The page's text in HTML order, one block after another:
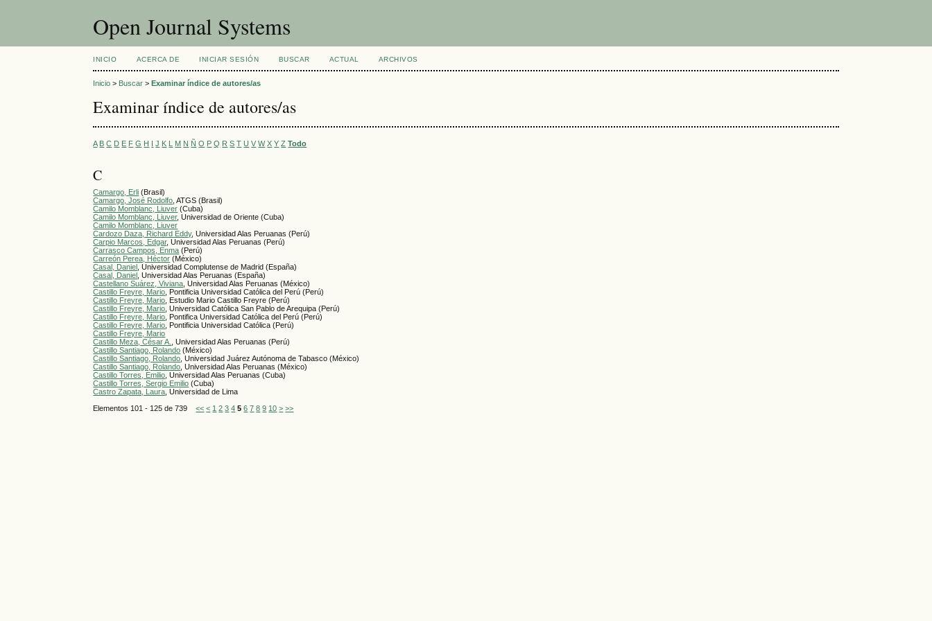
Open Journal Systems
INICIO ACERCA DE INICIAR SESIÓN BUSCAR ACTUAL ARCHIVOS
Inicio > Buscar >Examinar índice de autores/as
Examinar índice de autores/as
A B C D E F G H I J K L M N Ñ O P Q R S T U V W X Y Z Todo
C
Camargo, Erli (Brasil)
Camargo, José Rodolfo , ATGS (Brasil)
Camilo Momblanc, Liuver (Cuba)
Camilo Momblanc, Liuver, Universidad de Oriente (Cuba)
Camilo Momblanc, Liuver
Cardozo Daza, Richard Eddy, Universidad Alas Peruanas (Perú)
Carpio Marcos, Edgar, Universidad Alas Peruanas (Perú)
Carrasco Campos, Enma (Perú)
Carreón Perea, Héctor (México)
Casal, Daniel
, Universidad Complutense de Madrid (España)
Casal, Daniel
, Universidad Alas Peruanas (España)
Castellano Suárez, Viviana , Universidad Alas Peruanas (México)
Castillo Freyre, Mario , Pontificia Universidad Católica del Perú (Perú)
Castillo Freyre, Mario , Estudio Mario Castillo Freyre (Perú)
Castillo Freyre, Mario , Universidad Católica San Pablo de Arequipa (Perú)
Castillo Freyre, Mario , Pontifica Universidad Católica del Perú (Perú)
Castillo Freyre, Mario , Pontificia Universidad Católica (Perú)
Castillo Freyre, Mario
Castillo Meza, César A.
, Universidad Alas Peruanas (Perú)
Castillo Santiago, Rolando (México)
Castillo Santiago, Rolando , Universidad Juárez Autónoma de Tabasco (México)
Castillo Santiago, Rolando , Universidad Alas Peruanas (México)
Castillo Torres, Emilio , Universidad Alas Peruanas (Cuba)
Castillo Torres, Sergio Emilio (Cuba)
Castro Zapata, Laura , Universidad de Lima
Elementos 101 - 125 de 739<< < 1 2 3 4 5 6 7 8 9 10 > >>